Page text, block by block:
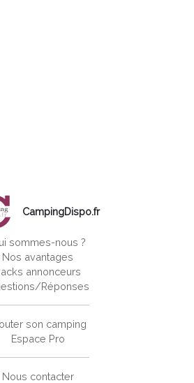
CampingDispo.fr
sommes-nous ?
Nos avantages
annonceurs
Réponses
son camping
Espace Pro
Nous contacter